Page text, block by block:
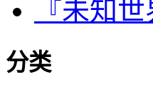
『未知
分类